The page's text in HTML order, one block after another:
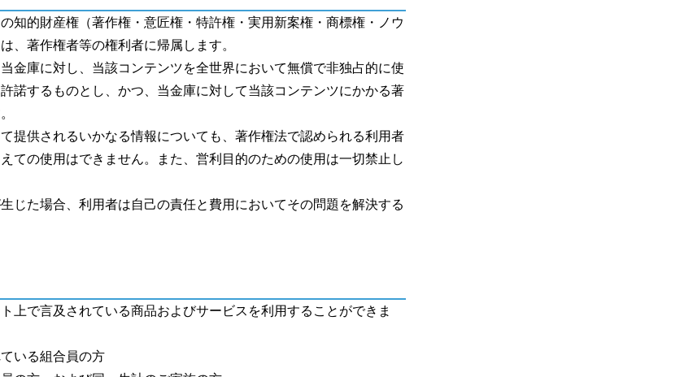
知的財産権（著作権・意匠権・特許権・実用新案権・商標権・ノウ
、著作権者等の権利者に帰属します。
金庫に対し、当該コンテンツを全世界において無償で非独占的に使
諾するものとし、かつ、当金庫に対して当該コンテンツにかかる著
提供されるいかなる情報についても、著作権法で認められる利用者
ての使用はできません。また、営利目的のための使用は一切禁止し
じた場合、利用者は自己の責任と費用においてその問題を解決する
で言及されている商品およびサービスを利用することができま
いる組合員の方